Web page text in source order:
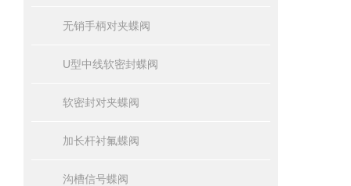
无销手柄对夹蝶阀
U型中线软密封蝶阀
软密封对夹蝶阀
加长杆衬氟蝶阀
沟槽信号蝶阀